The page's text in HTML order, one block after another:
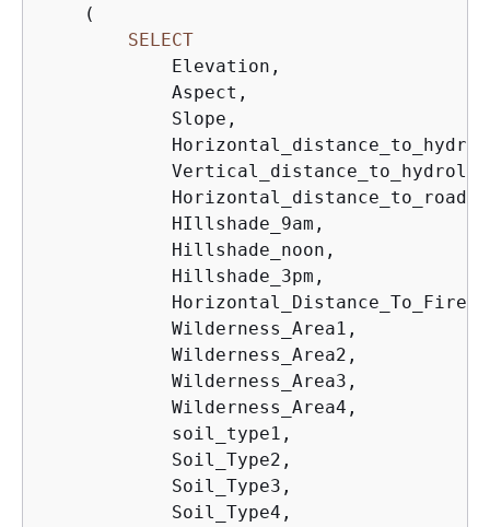
    (
SELECT
            Elevation,
            Aspect,
            Slope,
            HIllshade_9am,
            Hillshade_noon,
            Hillshade_3pm,
            Wilderness_Area1,
            Wilderness_Area2,
            Wilderness_Area3,
            Wilderness_Area4,
            soil_type1,
            Soil_Type2,
            Soil_Type3,
            Soil_Type4,